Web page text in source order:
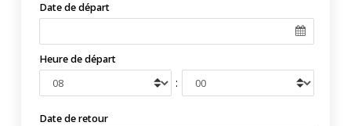
Date de départ
Heure de départ
:
Date de retour